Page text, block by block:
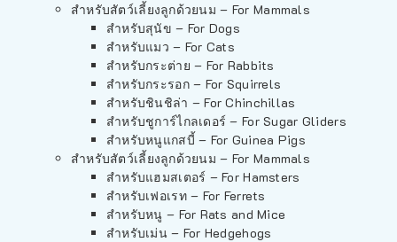
สำหรับสัตว์เลี้ยงลูกด้วยนม – For Mammals
สำหรับสุนัข – For Dogs
สำหรับแมว – For Cats
สำหรับกระต่าย – For Rabbits
สำหรับกระรอก – For Squirrels
สำหรับชินชิล่า – For Chinchillas
สำหรับชูการ์ไกลเดอร์ – For Sugar Gliders
สำหรับหนูแกสบี้ – For Guinea Pigs
สำหรับสัตว์เลี้ยงลูกด้วยนม – For Mammals
สำหรับแฮมสเตอร์ – For Hamsters
สำหรับเฟอเรท – For Ferrets
สำหรับหนู – For Rats and Mice
สำหรับเม่น – For Hedgehogs